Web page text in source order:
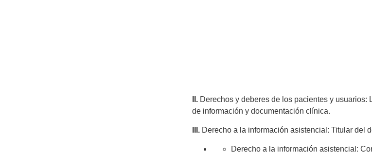
II. Derechos y deberes de los pacientes y
de información y documentación clínica.
III. Derecho a la información asistencial: Titular del
Derecho a la información asistencial: